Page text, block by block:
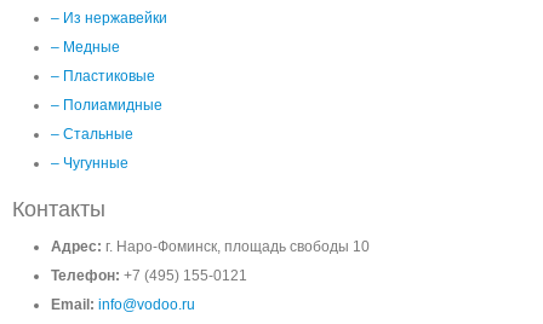
– Из нержавейки
– Медные
– Пластиковые
– Полиамидные
– Стальные
– Чугунные
Контакты
Адрес: г. Наро-Фоминск, площадь свободы 10
Телефон: +7 (495) 155-0121
Email: info@vodoo.ru